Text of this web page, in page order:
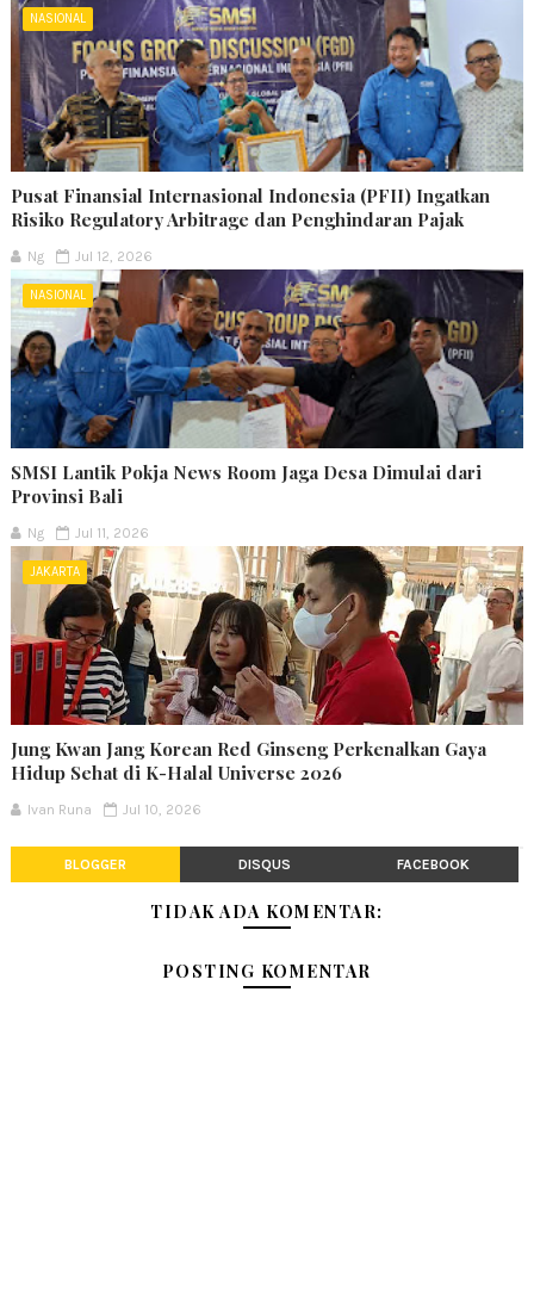
NASIONAL
Pusat Finansial Internasional Indonesia (PFII) Ingatkan
Risiko Regulatory Arbitrage dan Penghindaran Pajak
Ng Jul 12, 2026
NASIONAL
SMSI Lantik Pokja News Room Jaga Desa Dimulai dari
Provinsi Bali
Ng Jul 11, 2026
JAKARTA
Jung Kwan Jang Korean Red Ginseng Perkenalkan Gaya
Hidup Sehat di K-Halal Universe 2026
Ivan Runa Jul 10, 2026
BLOGGER DISQUS FACEBOOK
TIDAK ADA KOMENTAR:
POSTING KOMENTAR